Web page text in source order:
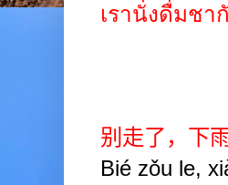
เรานั่งดื่มชา
别走了，下雨
Bié zǒu le,